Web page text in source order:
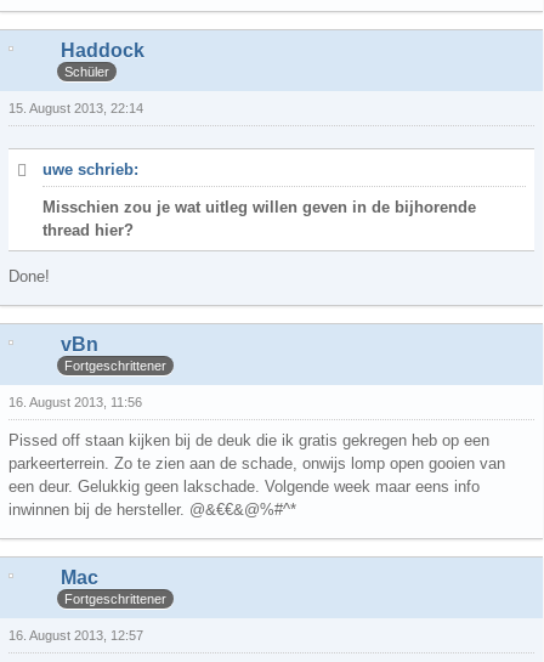
Haddock
Schüler
15. August 2013, 22:14
uwe schrieb:
Misschien zou je wat uitleg willen geven in de bijhorende
thread hier?
Done!
vBn
Fortgeschrittener
16. August 2013, 11:56
Pissed off staan kijken bij de deuk die ik gratis gekregen heb op een
parkeerterrein. Zo te zien aan de schade, onwijs lomp open gooien van
een deur. Gelukkig geen lakschade. Volgende week maar eens info
inwinnen bij de hersteller. @&€€&@%#^*
Mac
Fortgeschrittener
16. August 2013, 12:57